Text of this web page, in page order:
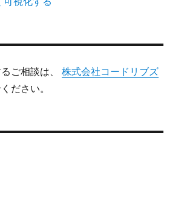
るご相談は、株式会社コードリブズ
ださい。